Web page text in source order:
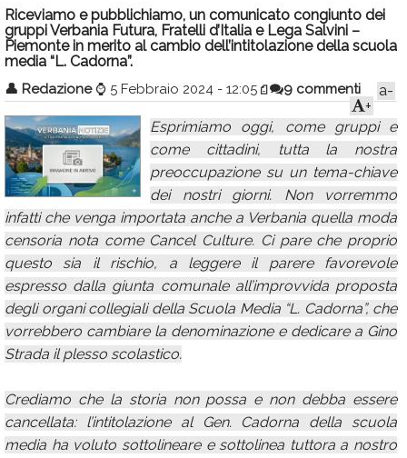
Sport
Eventi
Calendario
Annunci
Riceviamo e pubblichiamo, un comunicato congiunto dei
gruppi Verbania Futura, Fratelli d’Italia e Lega Salvini –
Piemonte in merito al cambio dell’intitolazione della scuola
media “L. Cadorna”.
👤 Redazione ⌚ 5 Febbraio 2024 - 12:05 9 commenti
a-
+
Esprimiamo oggi, come gruppi e
come cittadini, tutta la nostra
preoccupazione su un tema-chiave
dei nostri giorni. Non vorremmo
infatti che venga importata anche a Verbania quella moda
censoria nota come Cancel Culture. Ci pare che proprio
questo sia il rischio, a leggere il parere favorevole
espresso dalla giunta comunale all’improvvida proposta
degli organi collegiali della Scuola Media “L. Cadorna”, che
vorrebbero cambiare la denominazione e dedicare a Gino
Strada il plesso scolastico.
Crediamo che la storia non possa e non debba essere
cancellata: l’intitolazione al Gen. Cadorna della scuola
media ha voluto sottolineare e sottolinea tuttora a nostro